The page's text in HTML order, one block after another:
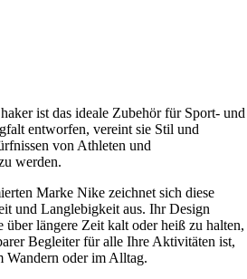
ist das ideale Zubehör für Sport- und
entworfen, vereint sie Stil und
von Athleten und
werden.
Marke Nike zeichnet sich diese
und Langlebigkeit aus. Ihr Design
über längere Zeit kalt oder heiß zu halten,
Begleiter für alle Ihre Aktivitäten ist,
Wandern oder im Alltag.